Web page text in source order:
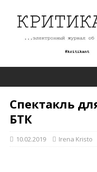
Спектакль
БТК
10.02.2019 Irena Kristo